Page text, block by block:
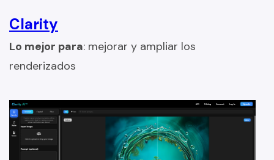
Clarity
Lo mejor para: mejorar y ampliar los
renderizados